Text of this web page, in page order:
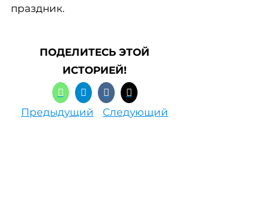
праздник.
ПОДЕЛИТЕСЬ ЭТОЙ
ИСТОРИЕЙ!
Предыдущий Следующий